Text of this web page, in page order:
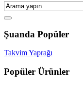
Şuanda Popüler
Takvim Yaprağı
Popüler Ürünler